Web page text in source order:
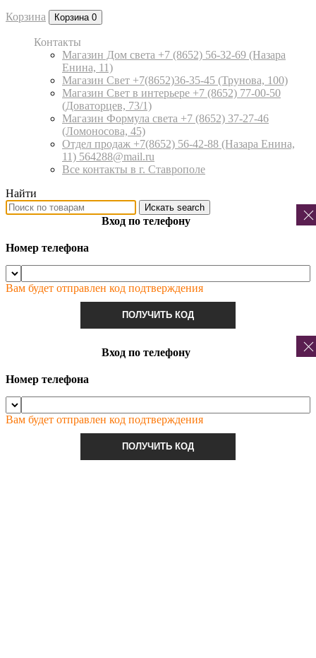
Корзина Корзина 0
Контакты
Магазин Дом света +7 (8652) 56-32-69 (Назара
Енина, 11)
Магазин Свет +7(8652)36-35-45 (Трунова, 100)
Магазин Свет в интерьере +7 (8652) 77-00-50
(Доваторцев, 73/1)
Магазин Формула света +7 (8652) 37-27-46
(Ломоносова, 45)
Отдел продаж +7(8652) 56-42-88 (Назара Енина,
11) 564288@mail.ru
Все контакты в г. Ставрополе
Найти
Искать search
Вход по телефону
Номер телефона
Вам будет отправлен код подтверждения
ПОЛУЧИТЬ КОД
Вход по телефону
Номер телефона
Вам будет отправлен код подтверждения
ПОЛУЧИТЬ КОД